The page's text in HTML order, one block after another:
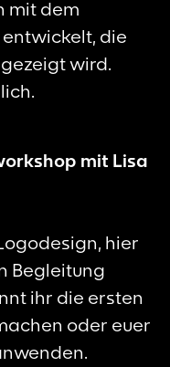
mit dem
die
wird.
mit Lisa
hier
Begleitung
ihr die ersten
oder euer